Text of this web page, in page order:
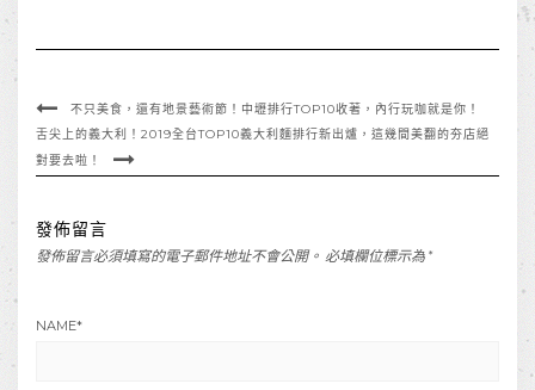
不只美食，還有地景藝術節！中壢排行TOP10收著，內行玩咖就是你！
舌尖上的義大利！2019全台TOP10義大利麵排行新出爐，這幾間美翻的夯店絕
對要去啦！
發佈留言
發佈留言必須填寫的電子郵件地址不會公開。 必填欄位標示為 *
NAME*